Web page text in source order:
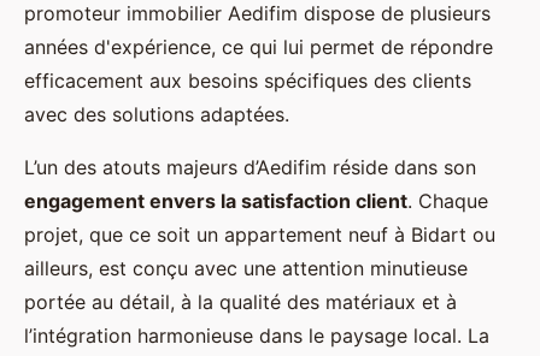
promoteur immobilier Aedifim dispose de plusieurs
années d'expérience, ce qui lui permet de répondre
efficacement aux besoins spécifiques des clients
avec des solutions adaptées.
L’un des atouts majeurs d’Aedifim réside dans son
engagement envers la satisfaction client. Chaque
projet, que ce soit un appartement neuf à Bidart ou
ailleurs, est conçu avec une attention minutieuse
portée au détail, à la qualité des matériaux et à
l’intégration harmonieuse dans le paysage local. La